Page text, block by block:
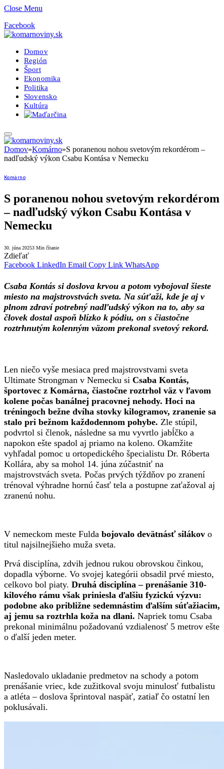
Close Menu
Facebook
Domov
Región
Šport
Ekonomika
Politika
Slovensko
Kultúra
Domov»Komárno»S poranenou nohou svetovým rekordérom –
nadľudský výkon Csabu Kontása v Nemecku
Komárno
S poranenou nohou svetovým rekordérom
– nadľudský výkon Csabu Kontása v
Nemecku
30. júna 20253 Min čítanie
Zdieľať
Facebook LinkedIn Email Copy Link WhatsApp
Csaba Kontás si doslova krvou a potom vybojoval šieste
miesto na majstrovstvách sveta. Na súťaži, kde je aj v
plnom zdraví potrebný nadľudský výkon na to, aby sa
človek dostal aspoň blízko k pódiu, on s čiastočne
roztrhnutým kolenným väzom prekonal svetový rekord.
Len niečo vyše mesiaca pred majstrovstvami sveta
Ultimate Strongman v Nemecku si Csaba Kontás,
športovec z Komárna, čiastočne roztrhol väz v ľavom
kolene počas banálnej pracovnej nehody. Hoci na
tréningoch bežne dvíha stovky kilogramov, zranenie sa
stalo pri bežnom každodennom pohybe. Zle stúpil,
podvrtol si členok, následne sa mu vyvrtlo jabĺčko a
napokon ešte spadol aj priamo na koleno. Okamžite
vyhľadal pomoc u ortopedického špecialistu Dr. Róberta
Kollára, aby sa mohol 14. júna zúčastniť na
majstrovstvách sveta. Počas prvých týždňov po zranení
trénoval výhradne hornú časť tela a postupne zaťažoval aj
zranenú nohu.
V nemeckom meste Fulda bojovalo devätnásť silákov o
titul najsilnejšieho muža sveta.
Prvá disciplína, zdvih jednou rukou obrovskou činkou,
dopadla výborne. Vo svojej kategórii obsadil prvé miesto,
celkovo bol piaty. Druhá disciplína – prenášanie 310-
kilového rámu však priniesla ďalšiu fyzickú výzvu:
podobne ako približne sedemnástim ďalším súťažiacim,
aj jemu sa roztrhla koža na dlani. Napriek tomu Csaba
prekonal minimálnu požadovanú vzdialenosť 5 metrov ešte
o ďalší jeden meter.
Nasledovalo ukladanie predmetov na schody a potom
prenášanie vriec, kde zužitkoval svoju minulosť futbalistu
a atléta – doslova šprintoval naspäť, zatiaľ čo ostatní len
poklusávali.